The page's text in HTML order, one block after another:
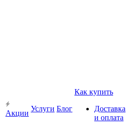
Акции
Услуги Блог
Как купить
Доставка
и оплата